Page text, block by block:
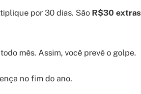
por 30 dias. São R$30 extras
mês. Assim, você prevê o golpe.
no fim do ano.